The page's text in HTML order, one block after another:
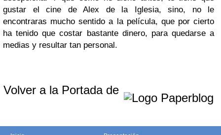
gustar el cine de Alex de la Iglesia, sino, no le
encontraras mucho sentido a la película, que por cierto
ha tenido que costar bastante dinero, para quedarse a
medias y resultar tan personal.
Volver a la Portada de